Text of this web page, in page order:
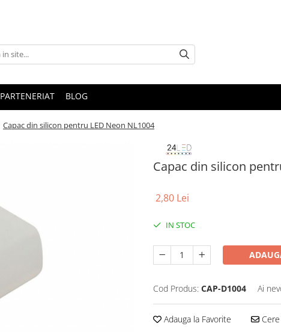
PARTENERIAT BLOG
Capac din silicon pentru LED Neon NL1004
Capac din silicon
2,80 Lei
IN STOC
Cod Produs: CAP-D1004 Ai
Adauga la Favorite